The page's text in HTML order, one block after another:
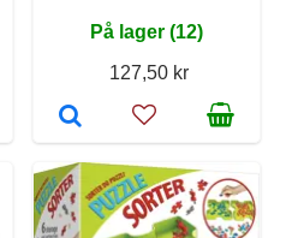
På lager (12)
127,50 kr